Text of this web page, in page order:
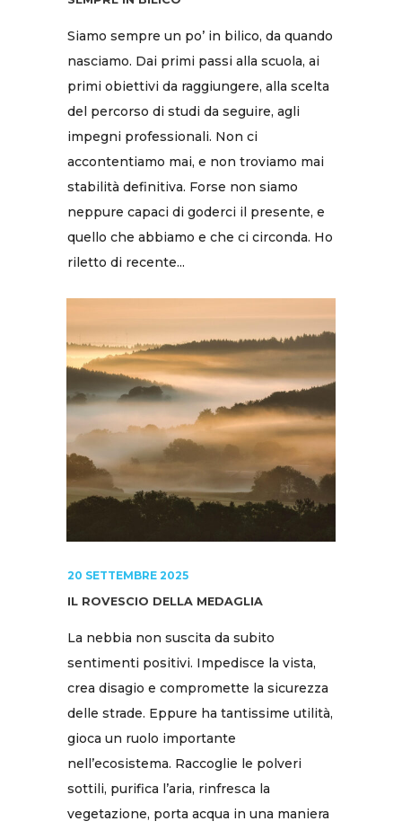
Siamo sempre un po’ in bilico, da quando
nasciamo. Dai primi passi alla scuola, ai
primi obiettivi da raggiungere, alla scelta
del percorso di studi da seguire, agli
impegni professionali. Non ci
accontentiamo mai, e non troviamo mai
stabilità definitiva. Forse non siamo
neppure capaci di goderci il presente, e
quello che abbiamo e che ci circonda. Ho
riletto di recente...
20 SETTEMBRE 2025
IL ROVESCIO DELLA MEDAGLIA
La nebbia non suscita da subito
sentimenti positivi. Impedisce la vista,
crea disagio e compromette la sicurezza
delle strade. Eppure ha tantissime utilità,
gioca un ruolo importante
nell’ecosistema. Raccoglie le polveri
sottili, purifica l’aria, rinfresca la
vegetazione, porta acqua in una maniera